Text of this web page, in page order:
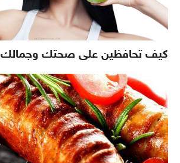
كيف تحافظين على صحتك وجمالك